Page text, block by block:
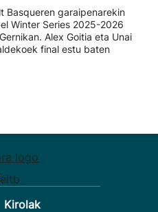
Basqueren garaipenarekin
Winter Series 2025-2026
Alex Goitia eta Unai
final estu baten
Kirolak